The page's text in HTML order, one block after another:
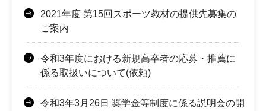
2021年度 第15回スポーツ教材の提供先募集の
ご案内
令和3年度における新規高卒者の応募・推薦に
係る取扱いについて(依頼)
令和3年3月26日 奨学金等制度に係る説明会の開